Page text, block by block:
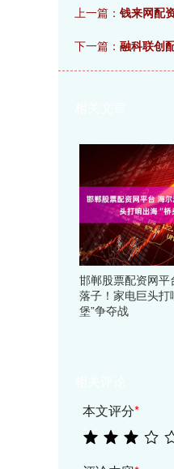
上一篇： 钱来网配
下一篇： 融科联创
邯郸股票配资网
落子！家电巨头打
堡”争夺战
本文评分*